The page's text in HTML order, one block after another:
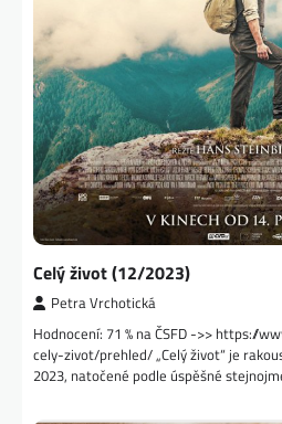
Celý život (12/2023)
Petra Vrchotická
Hodnocení: 71 % na ČSFD ->> https://
cely-zivot/prehled/ „Celý život“ je
2023, natočené podle úspěšné